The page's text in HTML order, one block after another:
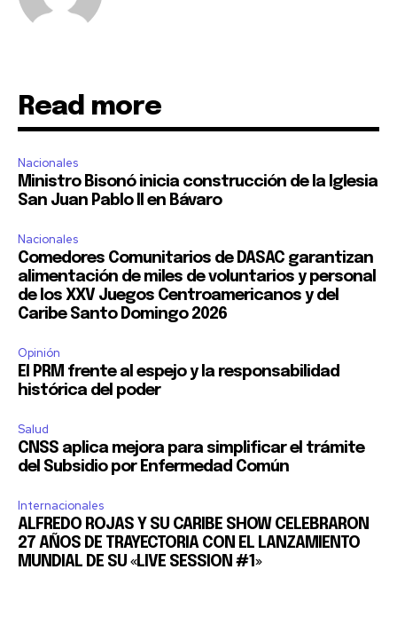
Read more
Nacionales
Ministro Bisonó inicia construcción de la Iglesia
San Juan Pablo II en Bávaro
Nacionales
Comedores Comunitarios de DASAC garantizan
alimentación de miles de voluntarios y personal
de los XXV Juegos Centroamericanos y del
Caribe Santo Domingo 2026
Opinión
El PRM frente al espejo y la responsabilidad
histórica del poder
Salud
CNSS aplica mejora para simplificar el trámite
del Subsidio por Enfermedad Común
Internacionales
ALFREDO ROJAS Y SU CARIBE SHOW CELEBRARON
27 AÑOS DE TRAYECTORIA CON EL LANZAMIENTO
MUNDIAL DE SU «LIVE SESSION #1»